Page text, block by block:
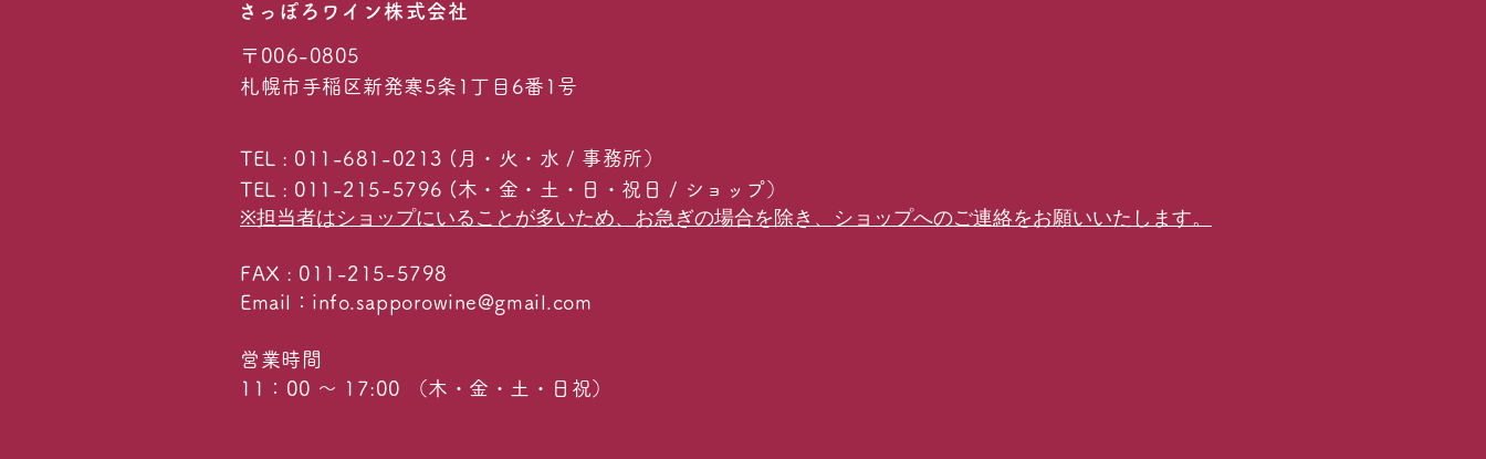
​さっぽろワイン株式会社
〒006-0805
札幌市手稲区新発寒5条1丁目6番1号
TEL : 011-681-0213 (月・火・水 / 事務所）
TEL : 011-215-5796 (木・金・土・日・祝日 / ショップ）
※担当者はショップにいることが多いため、お急ぎの場合を除き、ショップへのご連絡をお願いいたします。
FAX : 011-215-5798
Email： info.sapporowine@gmail.com
営業時間
11：00 ～ 17:00 （木・金・土・日祝）